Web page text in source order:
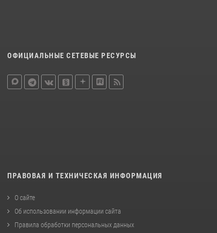
ОФИЦИАЛЬНЫЕ СЕТЕВЫЕ РЕСУРСЫ
ПРАВОВАЯ И ТЕХНИЧЕСКАЯ ИНФОРМАЦИЯ
О сайте
Об использовании информации сайта
Правила обработки персональных данных